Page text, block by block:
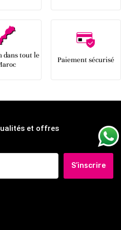
dans tout le
Paiement sécurisé
et offres
S’inscrire